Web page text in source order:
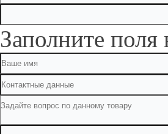
Заполните поля